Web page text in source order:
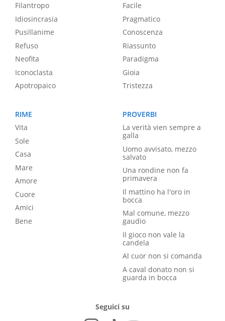
Filantropo
Idiosincrasia
Pusillanime
Refuso
Neofita
Iconoclasta
Apotropaico
Facile
Pragmatico
Conoscenza
Riassunto
Paradigma
Gioia
Tristezza
RIME
Vita
Sole
Casa
Mare
Amore
Cuore
Amici
Bene
PROVERBI
La verità vien sempre a
galla
Uomo avvisato, mezzo
salvato
Una rondine non fa
primavera
Il mattino ha l'oro in
bocca
Mal comune, mezzo
gaudio
Il gioco non vale la
candela
Al cuor non si comanda
A caval donato non si
guarda in bocca
Seguici su